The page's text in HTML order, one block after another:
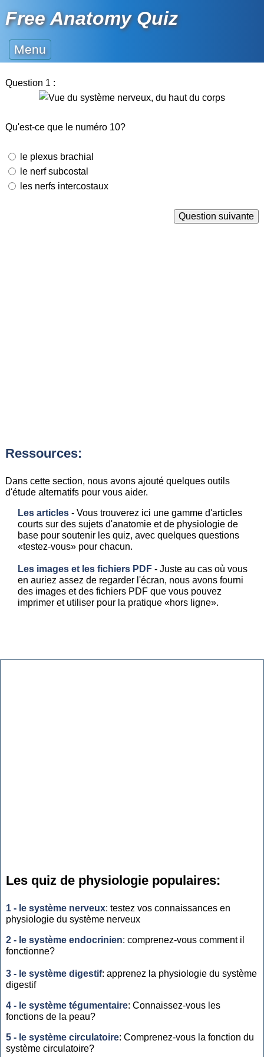
Free Anatomy Quiz
Menu
Question 1 :
Qu'est-ce que le numéro 10?
le plexus brachial
le nerf subcostal
les nerfs intercostaux
Ressources:
Dans cette section, nous avons ajouté quelques outils
d'étude alternatifs pour vous aider.
Les articles - Vous trouverez ici une gamme d'articles
courts sur des sujets d'anatomie et de physiologie de
base pour soutenir les quiz, avec quelques questions
«testez-vous» pour chacun.
Les images et les fichiers PDF - Juste au cas où vous
en auriez assez de regarder l'écran, nous avons fourni
des images et des fichiers PDF que vous pouvez
imprimer et utiliser pour la pratique «hors ligne».
Les quiz de physiologie populaires:
1 - le système nerveux: testez vos connaissances en
physiologie du système nerveux
2 - le système endocrinien: comprenez-vous comment il
fonctionne?
3 - le système digestif: apprenez la physiologie du système
digestif
4 - le système tégumentaire: Connaissez-vous les
fonctions de la peau?
5 - le système circulatoire: Comprenez-vous la fonction du
système circulatoire?